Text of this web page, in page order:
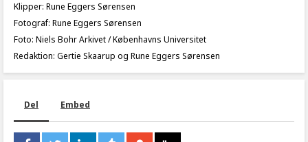
Klipper: Rune Eggers Sørensen
Fotograf: Rune Eggers Sørensen
Foto: Niels Bohr Arkivet / Københavns Universitet
Redaktion: Gertie Skaarup og Rune Eggers Sørensen
Del Embed